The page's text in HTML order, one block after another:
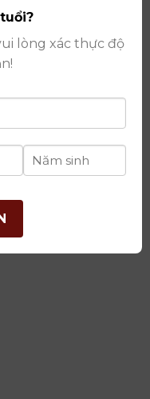
05/2008,đăng ký
: 529/GP-BCT do Bộ
tư và phát triển
lòng xác thực độ